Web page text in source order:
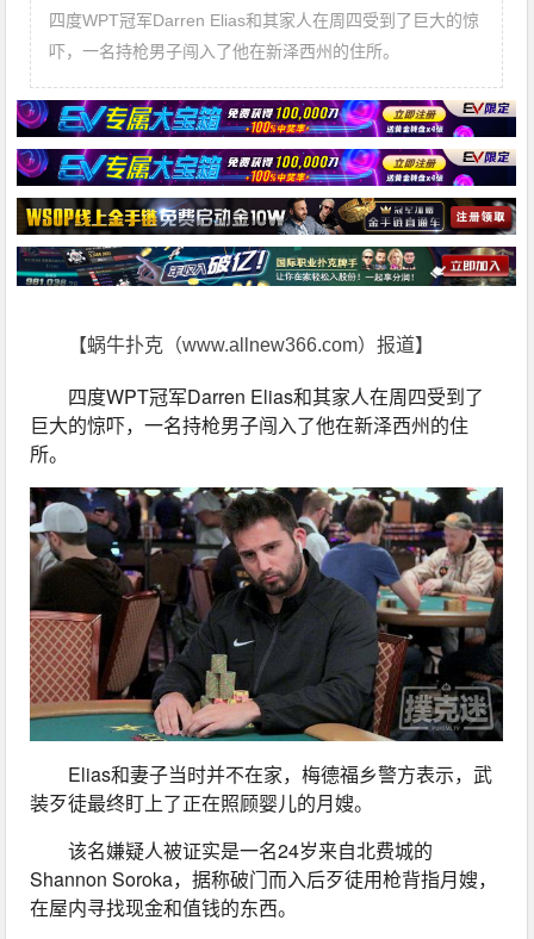
四度WPT冠军Darren Elias和其家人在周四受到了巨大的惊
吓，一名持枪男子闯入了他在新泽西州的住所。
【蜗牛扑克（www.allnew366.com）报道】
四度WPT冠军Darren Elias和其家人在周四受到了
巨大的惊吓，一名持枪男子闯入了他在新泽西州的住
所。
Elias和妻子当时并不在家，梅德福乡警方表示，武
装歹徒最终盯上了正在照顾婴儿的月嫂。
该名嫌疑人被证实是一名24岁来自北费城的
Shannon Soroka，据称破门而入后歹徒用枪背指月嫂，
在屋内寻找现金和值钱的东西。